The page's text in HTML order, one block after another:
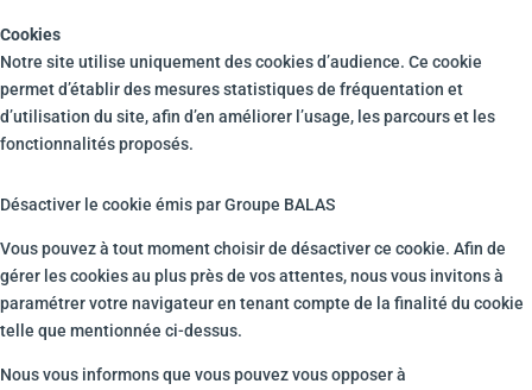
Cookies
Notre site utilise uniquement des cookies d’audience. Ce cookie
permet d’établir des mesures statistiques de fréquentation et
d’utilisation du site, afin d’en améliorer l’usage, les parcours et les
fonctionnalités proposés.
Désactiver le cookie émis par Groupe BALAS
Vous pouvez à tout moment choisir de désactiver ce cookie. Afin de
gérer les cookies au plus près de vos attentes, nous vous invitons à
paramétrer votre navigateur en tenant compte de la finalité du cookie
telle que mentionnée ci-dessus.
Nous vous informons que vous pouvez vous opposer à